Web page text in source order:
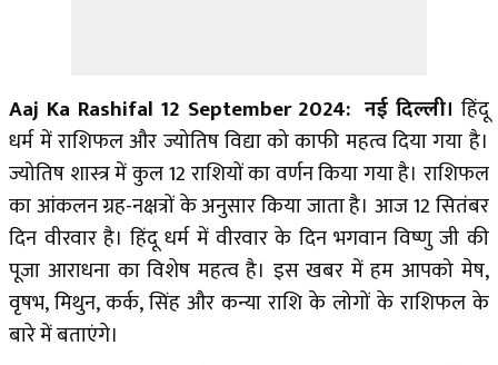
Aaj Ka Rashifal 12 September 2024: नई दिल्ली। हिंदू
धर्म में राशिफल और ज्योतिष विद्या को काफी महत्व दिया गया है।
ज्योतिष शास्त्र में कुल 12 राशियों का वर्णन किया गया है। राशिफल
का आंकलन ग्रह-नक्षत्रों के अनुसार किया जाता है। आज 12 सितंबर
दिन वीरवार है। हिंदू धर्म में वीरवार के दिन भगवान विष्णु जी की
पूजा आराधना का विशेष महत्व है। इस खबर में हम आपको मेष,
वृषभ, मिथुन, कर्क, सिंह और कन्या राशि के लोगों के राशिफल के
बारे में बताएंगे।